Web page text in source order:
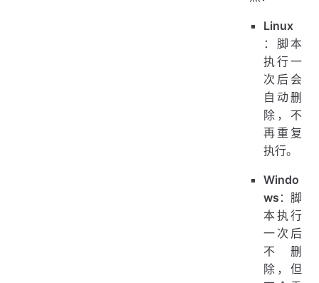
Linux
：脚本
执行一
次后会
自动删
除，不
再重复
执行。
Windo
ws ：脚
本执行
一次后
不删
除，但